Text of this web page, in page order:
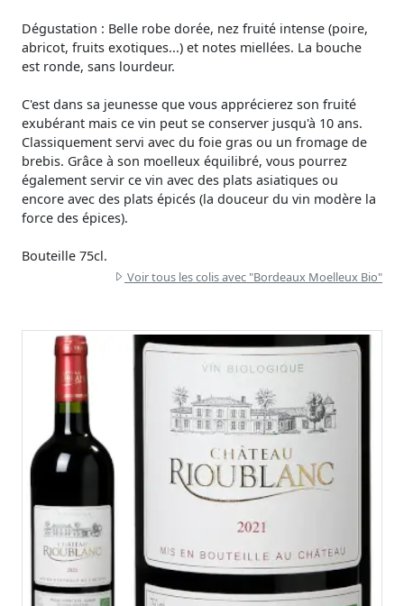
Dégustation : Belle robe dorée, nez fruité intense (poire,
abricot, fruits exotiques...) et notes miellées. La bouche
est ronde, sans lourdeur.
C'est dans sa jeunesse que vous apprécierez son fruité
exubérant mais ce vin peut se conserver jusqu'à 10 ans.
Classiquement servi avec du foie gras ou un fromage de
brebis. Grâce à son moelleux équilibré, vous pourrez
également servir ce vin avec des plats asiatiques ou
encore avec des plats épicés (la douceur du vin modère la
force des épices).
Bouteille 75cl.
Voir tous les colis avec "Bordeaux Moelleux Bio"